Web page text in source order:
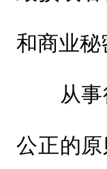
和商业秘
从事征
公正的